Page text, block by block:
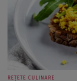
REȚETE CULINARE